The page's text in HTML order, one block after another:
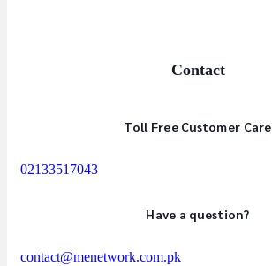
Contact
Toll Free Customer Care
02133517043
Have a question?
contact@menetwork.com.pk